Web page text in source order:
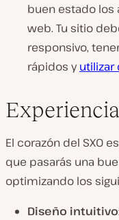
buen estado
web. Tu sitio
responsivo,
rápidos yutilizar
El corazón del SXO
que pasarás una
optimizando los
Diseño intuitivo